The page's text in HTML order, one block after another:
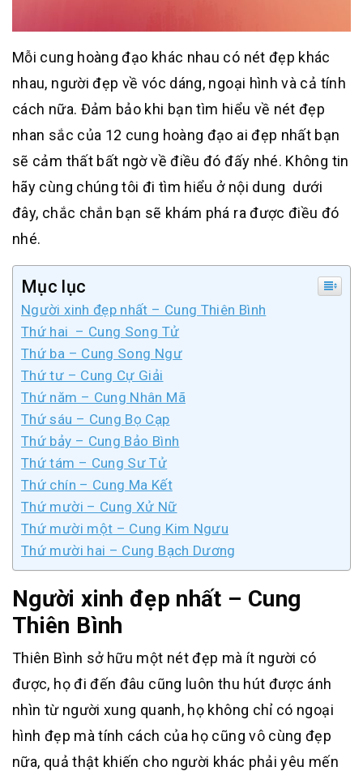
Mỗi cung hoàng đạo khác nhau có nét đẹp khác
nhau, người đẹp về vóc dáng, ngoại hình và cả tính
cách nữa. Đảm bảo khi bạn tìm hiểu về nét đẹp
nhan sắc của 12 cung hoàng đạo ai đẹp nhất bạn
sẽ cảm thất bất ngờ về điều đó đấy nhé. Không tin
hãy cùng chúng tôi đi tìm hiểu ở nội dung dưới
đây, chắc chắn bạn sẽ khám phá ra được điều đó
nhé.
Mục lục
Người xinh đẹp nhất – Cung Thiên Bình
Thứ hai – Cung Song Tử
Thứ ba – Cung Song Ngư
Thứ tư – Cung Cự Giải
Thứ năm – Cung Nhân Mã
Thứ sáu – Cung Bọ Cạp
Thứ bảy – Cung Bảo Bình
Thứ tám – Cung Sư Tử
Thứ chín – Cung Ma Kết
Thứ mười – Cung Xử Nữ
Thứ mười một – Cung Kim Ngưu
Thứ mười hai – Cung Bạch Dương
Người xinh đẹp nhất – Cung
Thiên Bình
Thiên Bình sở hữu một nét đẹp mà ít người có
được, họ đi đến đâu cũng luôn thu hút được ánh
nhìn từ người xung quanh, họ không chỉ có ngoại
hình đẹp mà tính cách của họ cũng vô cùng đẹp
nữa, quả thật khiến cho người khác phải yêu mến